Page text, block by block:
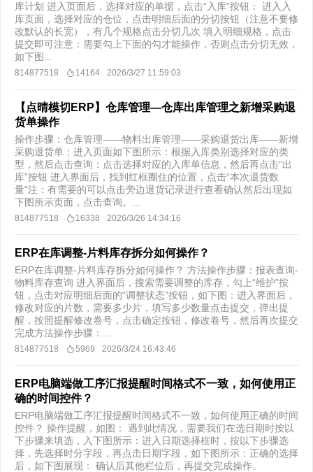
库计划 进入页面后，选择对应的单据，点击“入库”按钮： 进入入
库页面，选择对应的仓位，点击明细后面的分切按钮（注意不要修
改默认的长宽），有几个规格点击分切几次 填入明细规格，点击
提交即可注意：需要勾上下面的勾才能操作，否则点击分切无效，
如下图 ​...
814877518 14164 2026/3/27 11:59:03
【点晴模切ERP】仓库管理—仓库出库管理之新增采购退
货单操作
操作步骤：仓库管理——物料出库管理——采购退货出库——新增
采购退货单；进入页面如下图所示：根据入库类别选择对应的类
型，然后点击查询：点击选择对应的入库单信息，然后再点击“出
库”按钮 进入界面后，找到红框圈住的位置，点击“本次退货数
量”注：有需要的可以点击旁边退货记录进行查看确认​然后出现如
下图所示页面，点击查询。...
814877518 16338 2026/3/26 14:34:16
ERP在库调整-片料库存拆分如何操作？
ERP在库调整-片料库存拆分如何操作？ 方法操作步骤：报表查询-
物料库存查询 进入界面后，搜索需要调整的库存，勾上“维护”按
钮，点击对应明细后面的“调整状态”按钮，如下图：进入界面后，
修改对应的片数，需要多少片，填写多少数量点击提交，弹出提
醒，按照提醒修改卷号，点击确定按钮，修改卷号，然后再次提交
完成方法操作步骤：...
814877518 5969 2026/3/24 16:43:46
ERP电脑端做工序汇报提醒时间格式不一致，如何使用正
确的时间控件？
ERP电脑端做工序汇报提醒时间格式不一致，如何使用正确的时间
控件？ 操作提醒，如图： 遇到此情况，需要我们在选日期时按以
下步骤来填选，入下图所示：进入日期选择框时，按以下步骤选
择，先选择时分字段，再点击日期字段，如下图所示：​正确的选择
后，如下图展现： 确认后其他栏位后，再提交完成操作。